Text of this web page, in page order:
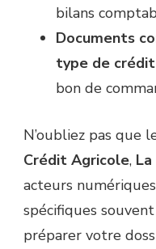
bilans
Documents
type de
bon de
N’oubliez pas que
Crédit Agricole,
acteurs
spécifiques
préparer votre